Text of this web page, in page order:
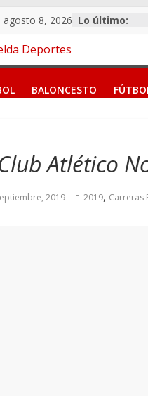
agosto 8, 2026 Lo último:
BALONCESTO
Atlético
2019 2019, Carreras